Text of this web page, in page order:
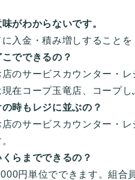
がわからないです。
入金・積み増しすることを
でできるの？
のサービスカウンター・レ
在コープ玉竜店、コープ
時もレジに並ぶの？
のサービスカウンター・
らまでできるの？
円単位でできます。組合